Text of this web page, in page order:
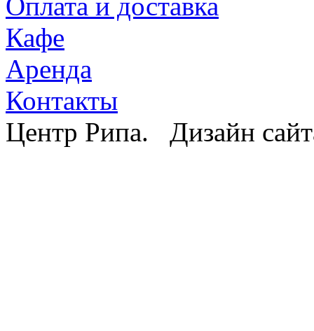
Кафе
Аренда
Контакты
Центр Рипа. Дизайн